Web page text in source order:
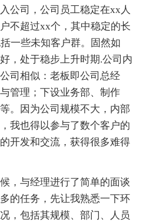
公司，公司员工稳定在xx人
不超过xx个，其中稳定的长
一些未知客户群。固然如
，处于稳步上升时期.公司内
司相似：老板即公司总经
管理；下设业务部、制作
。因为公司规模不大，内部
我也得以参与了数个客户的
开发和交流，获得很多难得
，与经理进行了简单的面谈
的任务，先让我熟悉一下环
，包括其规模、部门、人员